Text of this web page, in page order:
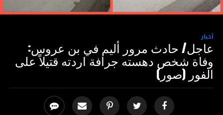
أخبار
عاجل/ حادث مرور أليم في بن عروس:
وفاة شخص دهسته جرافة اردته قتيلاً على
الفور (صور)